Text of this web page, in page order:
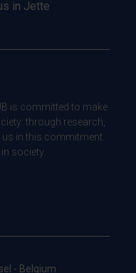
in Jette
is committed to make
through research,
in this commitment.
society.
- Belgium